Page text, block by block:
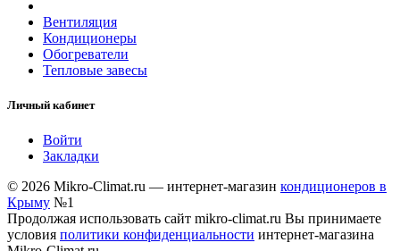
Вентиляция
Кондиционеры
Обогреватели
Тепловые завесы
Личный кабинет
Войти
Закладки
© 2026 Mikro-Climat.ru — интернет-магазин кондиционеров в
Крыму №1
Продолжая использовать сайт mikro-climat.ru Вы принимаете
условия политики конфиденциальности интернет-магазина